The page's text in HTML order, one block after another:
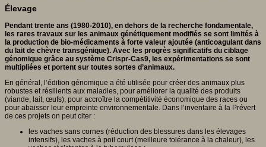
Élevage
Pendant trente ans (1980-2010), en dehors de la recherche fondamentale,
les rares travaux sur les animaux génétiquement modifiés se sont limités à
la production de bio-médicaments à forte valeur ajoutée (anticoagulant dans
du lait de chèvre transgénique). Avec les progrès significatifs du ciblage
génomique grâce au système Crispr-Cas9, les expérimentations se sont
multipliées et portent sur toutes sortes d’animaux.
En général, l’édition génomique a été utilisée pour créer des animaux plus
robustes et résilients aux maladies, pour améliorer la qualité des produits
(viande, lait, œufs), pour accroître la compétitivité économique des races ou
pour abaisser leur empreinte environnementale. Dans l’inventaire à la Prévert
de ces projets on peut citer :
les vaches sans cornes (réduction des blessures dans les élevages
intensifs), les vaches à poil court (meilleure tolérance à la chaleur), les